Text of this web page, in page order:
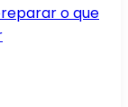
o que